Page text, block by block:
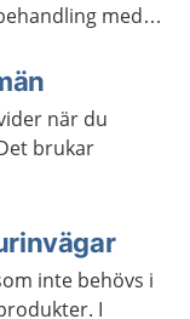
med
när du
brukar
inte behövs i
I